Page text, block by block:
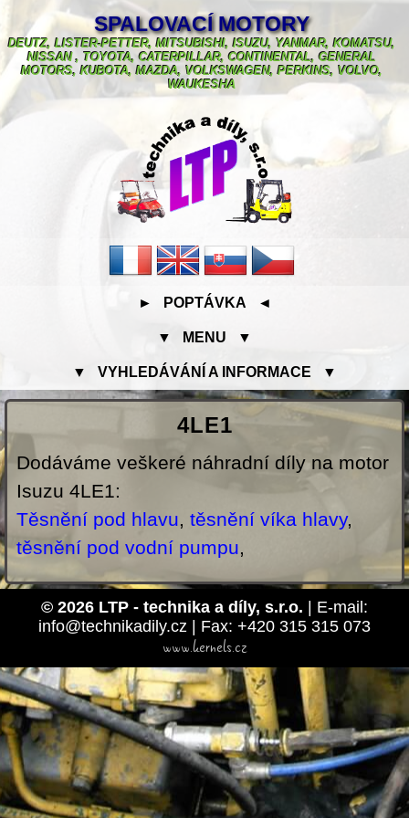
SPALOVACÍ MOTORY
DEUTZ, LISTER-PETTER, MITSUBISHI, ISUZU, YANMAR, KOMATSU,
NISSAN , TOYOTA, CATERPILLAR, CONTINENTAL, GENERAL
MOTORS, KUBOTA, MAZDA, VOLKSWAGEN, PERKINS, VOLVO,
WAUKESHA
► POPTÁVKA ◄
▼ MENU ▼
▼ VYHLEDÁVÁNÍ A INFORMACE ▼
4LE1
Dodáváme veškeré náhradní díly na motor
Isuzu 4LE1:
Těsnění pod hlavu, těsnění víka hlavy,
těsnění pod vodní pumpu,
© 2026 LTP - technika a díly, s.r.o. | E-mail:
info@technikadily.cz | Fax: +420 315 315 073
www.kernels.cz